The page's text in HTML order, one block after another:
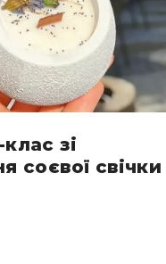
зі
соєвої свічки